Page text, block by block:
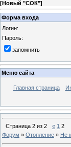
[Новый "СОК"]
Форма входа
Логин:
Пароль:
запомнить
Меню сайта
Главная страница
Страница 2 из 2 « 1 2
Форум » Отопление » Не